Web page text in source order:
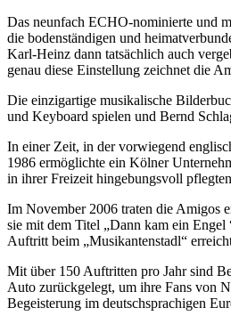
Das neunfach ECHO-nominierte und
die bodenständigen und
Karl-Heinz dann tatsächlich auch
genau diese Einstellung zeichnet die
Die einzigartige musikalische
und Keyboard spielen und Bernd
In einer Zeit, in der vorwiegend
1986 ermöglichte ein Kölner
in ihrer Freizeit hingebungsvoll
Im November 2006 traten die Amigos
sie mit dem Titel „Dann kam ein
Auftritt beim „Musikantenstadl“
Mit über 150 Auftritten pro Jahr sind
Auto zurückgelegt, um ihre Fans von
Begeisterung im deutschsprachigen